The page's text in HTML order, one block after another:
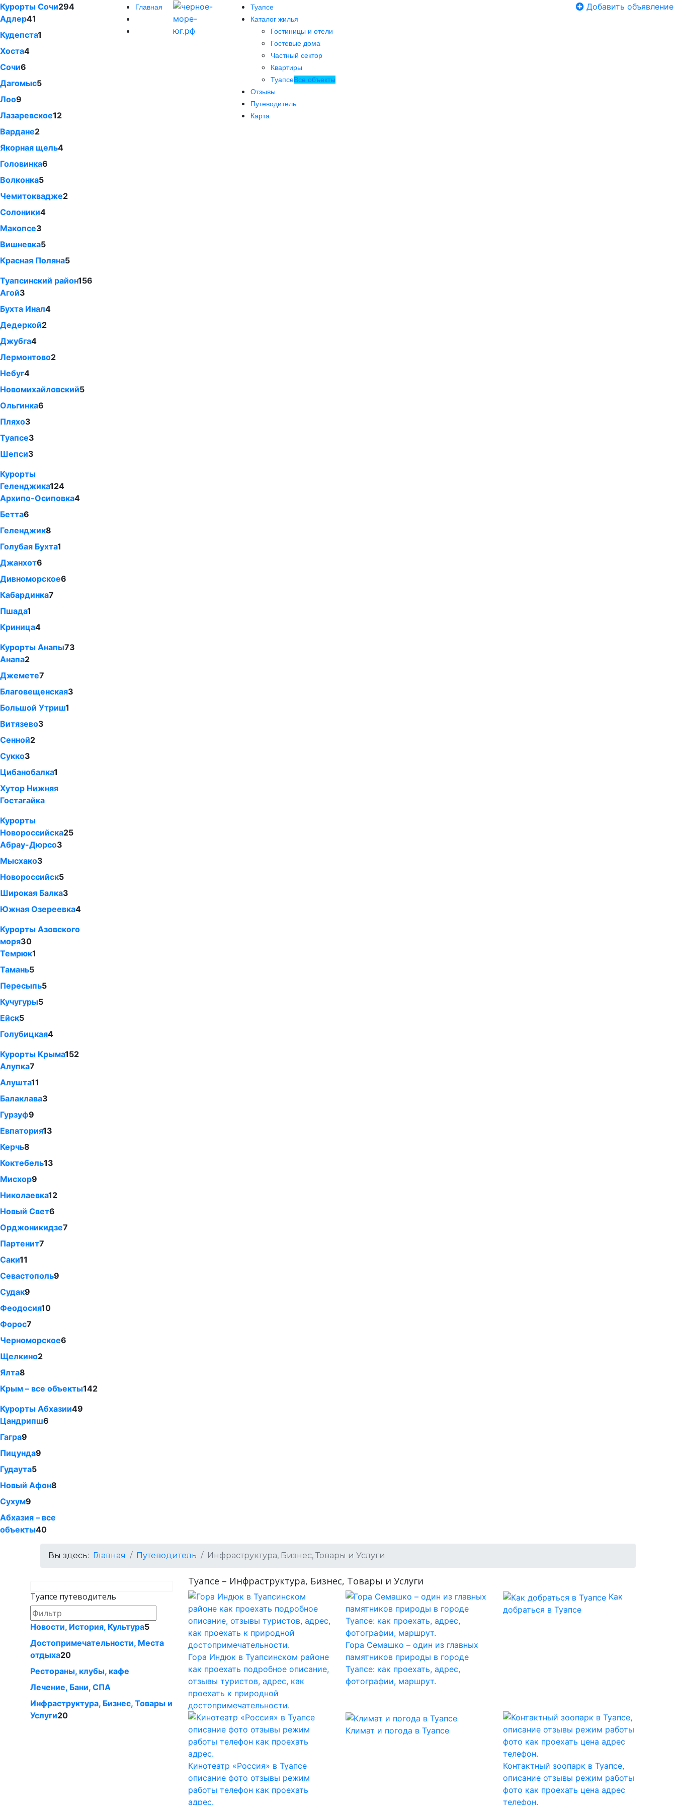
Курорты Сочи294
Адлер41
Кудепста1
Хоста4
Сочи6
Дагомыс5
Лоо9
Лазаревское12
Вардане2
Якорная щель4
Головинка6
Волконка5
Чемитоквадже2
Солоники4
Макопсе3
Вишневка5
Красная Поляна5
Туапсинский район156
Агой3
Бухта Инал4
Дедеркой2
Джубга4
Лермонтово2
Небуг4
Новомихайловский5
Ольгинка6
Пляхо3
Туапсе3
Шепси3
Курорты
Геленджика124
Архипо-Осиповка4
Бетта6
Геленджик8
Голубая Бухта1
Джанхот6
Дивноморское6
Кабардинка7
Пшада1
Криница4
Курорты Анапы73
Анапа2
Джемете7
Благовещенская3
Большой Утриш1
Витязево3
Сенной2
Сукко3
Цибанобалка1
Хутор Нижняя
Гостагайка
Курорты
Новороссийска25
Абрау-Дюрсо3
Мысхако3
Новороссийск5
Широкая Балка3
Южная Озереевка4
Курорты Азовского
моря30
Темрюк1
Тамань5
Пересыпь5
Кучугуры5
Ейск5
Голубицкая4
Курорты Крыма152
Алупка7
Алушта11
Балаклава3
Гурзуф9
Евпатория13
Керчь8
Коктебель13
Мисхор9
Николаевка12
Новый Свет6
Орджоникидзе7
Партенит7
Саки11
Севастополь9
Судак9
Феодосия10
Форос7
Черноморское6
Щелкино2
Ялта8
Крым – все объекты142
Курорты Абхазии49
Цандрипш6
Гагра9
Пицунда9
Гудаута5
Новый Афон8
Сухум9
Абхазия – все
объекты40
Главная
Туапсе
Каталог жилья
Гостиницы и отели
Гостевые дома
Частный сектор
Квартиры
ТуапсеВсе объекты
Отзывы
Путеводитель
Карта
Добавить объявление
Вы здесь: Главная Путеводитель Инфраструктура, Бизнес, Товары и Услуги
Туапсе путеводитель
Новости, История, Культура5
Достопримечательности, Места
отдыха20
Рестораны, клубы, кафе
Лечение, Бани, СПА
Инфраструктура, Бизнес, Товары и
Услуги20
Туапсе – Инфраструктура, Бизнес, Товары и Услуги
Гора Индюк в Туапсинском районе
как проехать подробное описание,
отзывы туристов, адрес, как
проехать к природной
достопримечательности.
Гора Семашко – один из главных
памятников природы в городе
Туапсе: как проехать, адрес,
фотографии, маршрут.
Как
добраться в Туапсе
Кинотеатр «Россия» в Туапсе
описание фото отзывы режим
работы телефон как проехать
адрес.
Климат и погода в Туапсе
Контактный зоопарк в Туапсе,
описание отзывы режим работы
фото как проехать цена адрес
телефон.